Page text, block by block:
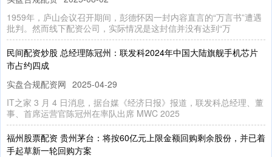
1959年，庐山会议召开期间，彭德怀因一封内容直言的“万言书”遭遇
批判。然而线下配资公司，实际情况是这封信并没有达到“万
民间配资炒股 总经理陈冠州：联发科2024年中国大陆旗舰手机芯片
市占约四成
实盘合规配资网 2025-04-29
IT之家 3 月 4 日消息，据台媒《经济日报》报道，联发科总经理、董
事、首席运营官陈冠州在率队出席 MWC 2025
福州股票配资 贵州茅台：将按60亿元上限金额回购剩余股份，并已着
手起草新一轮回购方案